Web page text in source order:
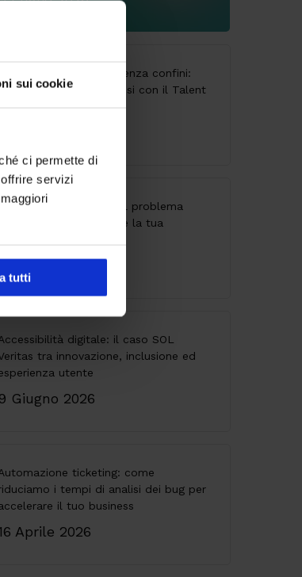
sui cookie
ci permette di
servizi
tutti
CodyLab, formazione senza confini:
e Camerun connessi con il Talent
Program
API senza governance: il problema
invisibile che indebolisce la tua
digitale: il caso SOL
tra innovazione, inclusione ed
utente
9 Giugno 2026
ticketing: come
i tempi di analisi dei bug per
il tuo business
Aprile 2026